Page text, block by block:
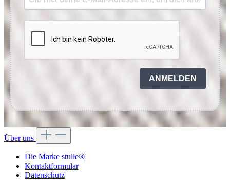
ANMELDEN
Über uns
Die Marke stulle®
Kontaktformular
Datenschutz